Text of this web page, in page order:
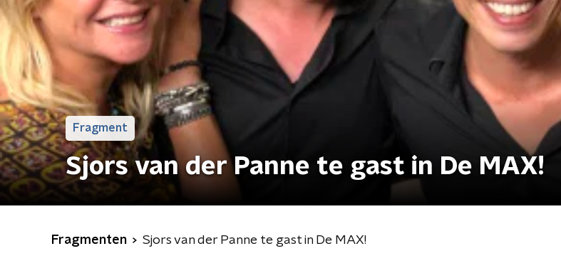
Fragment
Sjors van der Panne te gast in De MAX!
Fragmenten Sjors van der Panne te gast in De MAX!